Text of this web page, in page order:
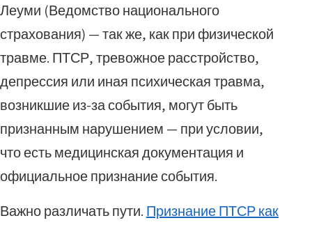
Леуми (Ведомство национального
страхования) — так же, как при физической
травме. ПТСР, тревожное расстройство,
депрессия или иная психическая травма,
возникшие из-за события, могут быть
признанным нарушением — при условии,
что есть медицинская документация и
официальное признание события.
Важно различать пути. Признание ПТСР как